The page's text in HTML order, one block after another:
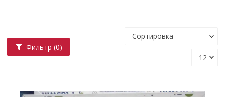
Фильтр (0)